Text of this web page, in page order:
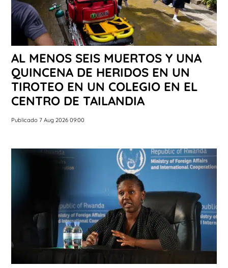
AL MENOS SEIS MUERTOS Y UNA
QUINCENA DE HERIDOS EN UN
TIROTEO EN UN COLEGIO EN EL
CENTRO DE TAILANDIA
Publicado 7 Aug 2026 09:00